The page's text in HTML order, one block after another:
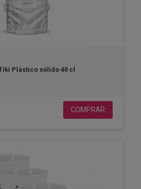
Plástico sólido 40 cl
COMPRAR